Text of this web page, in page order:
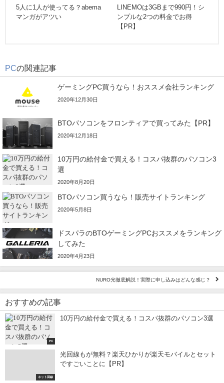
5人に1人が使ってる？abema
マンガがアツい
LINEMOは3GBまで990円！シ
ンプルな2つの料金でお得
【PR】
PCの関連記事
ゲーミングPC買うなら！おススメ会社ランキング
2020年12月30日
BTOパソコンをフロンティアで買ってみた【PR】
2020年12月18日
10万円の給付金で買える！コスパ抜群のパソコン3
選
2020年8月20日
BTOパソコン買うなら！販売サイトランキング
2020年5月8日
ドスパラのBTOゲーミングPCおススメをランキング
してみた
2020年4月23日
NURO光徹底解説！実際に申し込みはどんな感じ？
おすすめの記事
PC
10万円の給付金で買える！コスパ抜群のパソコン3選
ネット回線
光回線もが無料？楽天ひかりが楽天モバイルとセット
ですごいことに【PR】